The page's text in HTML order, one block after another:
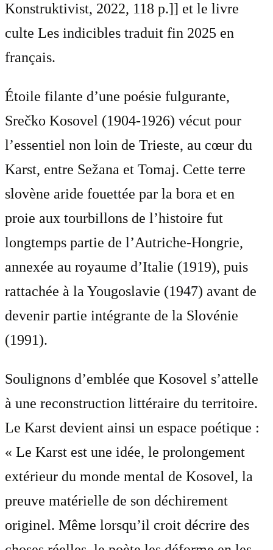
Konstruktivist, 2022, 118 p.]] et le livre
culte Les indicibles traduit fin 2025 en
français.
Étoile filante d’une poésie fulgurante,
Srečko Kosovel (1904-1926) vécut pour
l’essentiel non loin de Trieste, au cœur du
Karst, entre Sežana et Tomaj. Cette terre
slovène aride fouettée par la bora et en
proie aux tourbillons de l’histoire fut
longtemps partie de l’Autriche-Hongrie,
annexée au royaume d’Italie (1919), puis
rattachée à la Yougoslavie (1947) avant de
devenir partie intégrante de la Slovénie
(1991).
Soulignons d’emblée que Kosovel s’attelle
à une reconstruction littéraire du territoire.
Le Karst devient ainsi un espace poétique :
« Le Karst est une idée, le prolongement
extérieur du monde mental de Kosovel, la
preuve matérielle de son déchirement
originel. Même lorsqu’il croit décrire des